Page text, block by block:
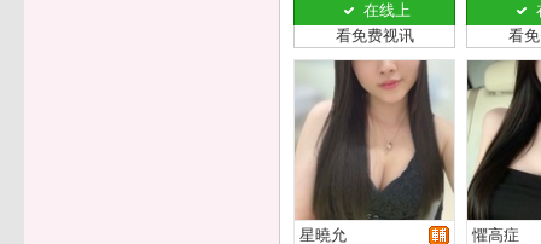
在线上
看免费视讯
看
星曉允 懼高症